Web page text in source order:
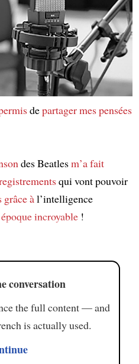
departager mes pensées
des Beatlesm’a fait
qui vont pouvoir
grâce àl’intelligence
incroyable!
conversation
the full content — and
is actually used.